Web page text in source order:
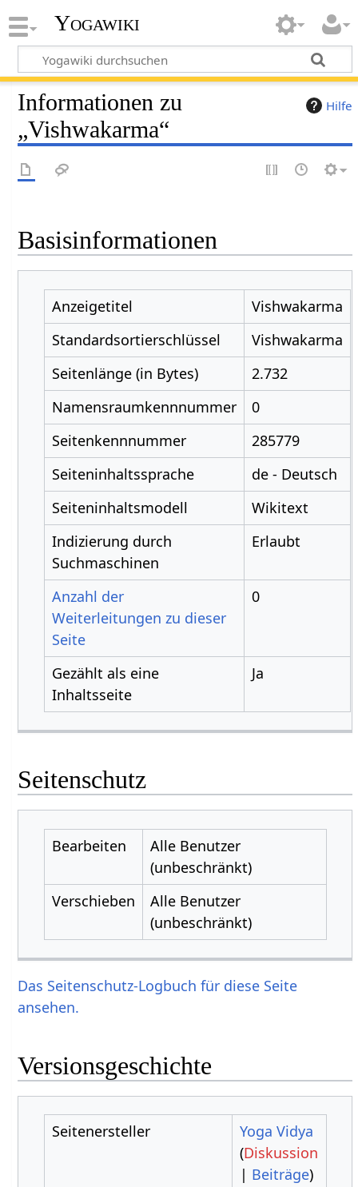
Yogawiki
Hilfe
Informationen zu
„Vishwakarma“
Basisinformationen
Anzeigetitel
Vishwakarma
Standardsortierschlüssel
Vishwakarma
Seitenlänge (in Bytes)
2.732
Namensraumkennnummer
0
Seitenkennnummer
285779
Seiteninhaltssprache
de - Deutsch
Seiteninhaltsmodell
Wikitext
Indizierung durch
Suchmaschinen
Erlaubt
Anzahl der
Weiterleitungen zu dieser
Seite
0
Gezählt als eine
Inhaltsseite
Ja
Seitenschutz
Bearbeiten
Alle Benutzer
(unbeschränkt)
Verschieben
Alle Benutzer
(unbeschränkt)
Das Seitenschutz-Logbuch für diese Seite
ansehen.
Versionsgeschichte
Seitenersteller
Yoga Vidya
(Diskussion
| Beiträge)